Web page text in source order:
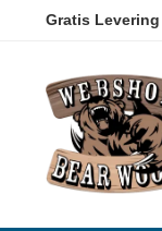
Gratis